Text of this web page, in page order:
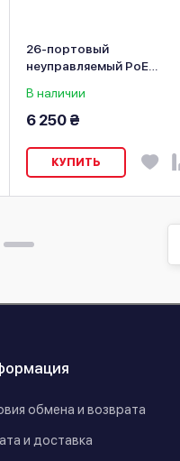
26-портовый
неуправляемый PoE
В наличии
6 250 ₴
КУПИТЬ
обмена и возврата
и доставка